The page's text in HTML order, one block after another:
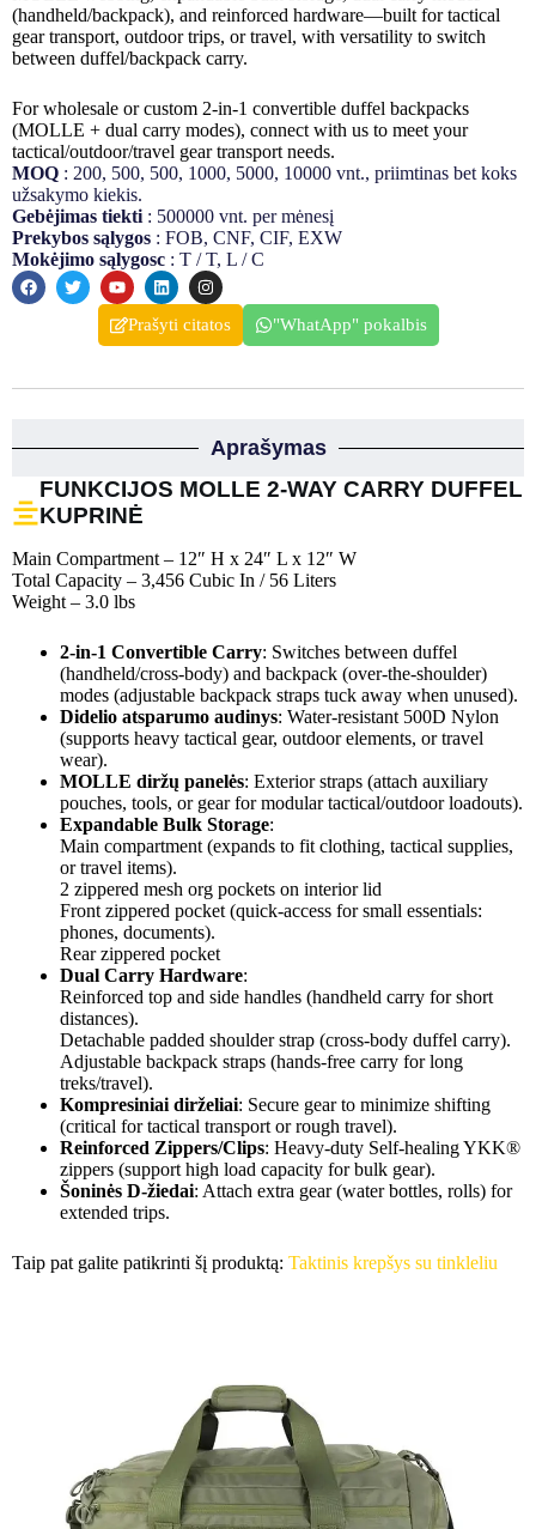
(handheld/backpack), and reinforced hardware—built for tactical
gear transport, outdoor trips, or travel, with versatility to switch
between duffel/backpack carry.
For wholesale or custom 2-in-1 convertible duffel backpacks
(MOLLE + dual carry modes), connect with us to meet your
tactical/outdoor/travel gear transport needs.
MOQ : 200, 500, 500, 1000, 5000, 10000 vnt., priimtinas bet koks
užsakymo kiekis.
Gebėjimas tiekti : 500000 vnt. per mėnesį
Prekybos sąlygos : FOB, CNF, CIF, EXW
Mokėjimo sąlygosc : T / T, L / C
Prašyti citatos "WhatApp" pokalbis
Aprašymas
FUNKCIJOS MOLLE 2-WAY CARRY DUFFEL
KUPRINĖ
Main Compartment – 12″ H x 24″ L x 12″ W
Total Capacity – 3,456 Cubic In / 56 Liters
Weight – 3.0 lbs
2-in-1 Convertible Carry: Switches between duffel
(handheld/cross-body) and backpack (over-the-shoulder)
modes (adjustable backpack straps tuck away when unused).
Didelio atsparumo audinys: Water-resistant 500D Nylon
(supports heavy tactical gear, outdoor elements, or travel
wear).
MOLLE diržų panelės: Exterior straps (attach auxiliary
pouches, tools, or gear for modular tactical/outdoor loadouts).
Expandable Bulk Storage:
Main compartment (expands to fit clothing, tactical supplies,
or travel items).
2 zippered mesh org pockets on interior lid
Front zippered pocket (quick-access for small essentials:
phones, documents).
Rear zippered pocket
Dual Carry Hardware:
Reinforced top and side handles (handheld carry for short
distances).
Detachable padded shoulder strap (cross-body duffel carry).
Adjustable backpack straps (hands-free carry for long
treks/travel).
Kompresiniai dirželiai: Secure gear to minimize shifting
(critical for tactical transport or rough travel).
Reinforced Zippers/Clips: Heavy-duty Self-healing YKK®
zippers (support high load capacity for bulk gear).
Šoninės D-žiedai: Attach extra gear (water bottles, rolls) for
extended trips.
Taip pat galite patikrinti šį produktą: Taktinis krepšys su tinkleliu